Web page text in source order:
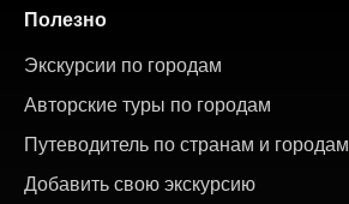
Полезно
Экскурсии по городам
Авторские туры по городам
Путеводитель по странам и городам
Добавить свою экскурсию